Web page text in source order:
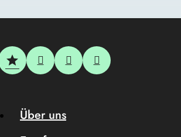
Über uns